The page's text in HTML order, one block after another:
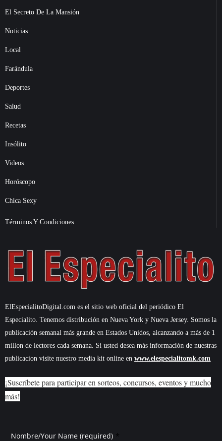
El Secreto De La Mansión
Noticias
Local
Farándula
Deportes
Salud
Recetas
Insólito
Videos
Horóscopo
Chica Sexy
Términos Y Condiciones
ElEspecialitoDigital.com es el sitio web oficial del periódico El
Especialito. Tenemos distribución en Nueva York y Nueva Jersey. Somos la
publicación semanal más grande en Estados Unidos, alcanzando a más de 1
millon de lectores cada semana. Si usted desea más información de nuestras
publicacion visite nuestro media kit online en www.elespecialitomk.com
¡Suscríbete para participar en sorteos, concursos, eventos y mucho
más!
Nombre/Your Name (required) *